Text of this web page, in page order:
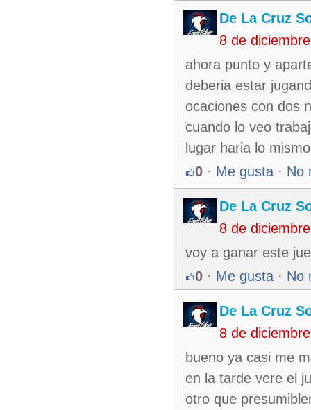
De La Cruz
8 de
ahora punto y
deberia estar
ocaciones con dos
cuando lo veo
lugar haria lo mismo
0 · Me gusta · No
De La Cruz
8 de
voy a ganar este
0 · Me gusta · No
De La Cruz
8 de
bueno ya casi me
en la tarde vere el
otro que